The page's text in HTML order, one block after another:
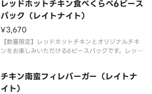
わせは、写真と異なる場合がございます。 ※商品の
特性上、チキンの部位
レッドホットチキン食べくらべ6ピース
パック（レイトナイト）
¥3,670
【数量限定】レッドホットチキンとオリジナルチキ
ンをお楽しみいただける6ピースパックです。レッド
わせは、写真と異なる場合がございます。 ※商品の
特性上、チキンの部位
チキン南蛮フィレバーガー（レイトナ
イト）